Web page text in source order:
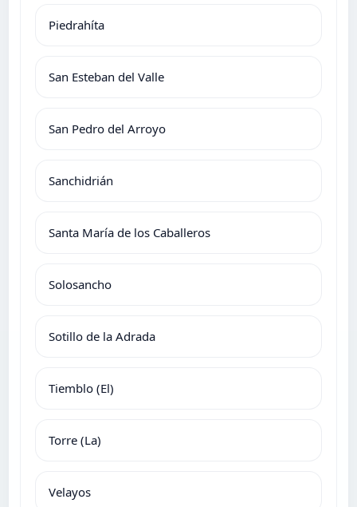
Piedrahíta
San Esteban del Valle
San Pedro del Arroyo
Sanchidrián
Santa María de los Caballeros
Solosancho
Sotillo de la Adrada
Tiemblo (El)
Torre (La)
Velayos